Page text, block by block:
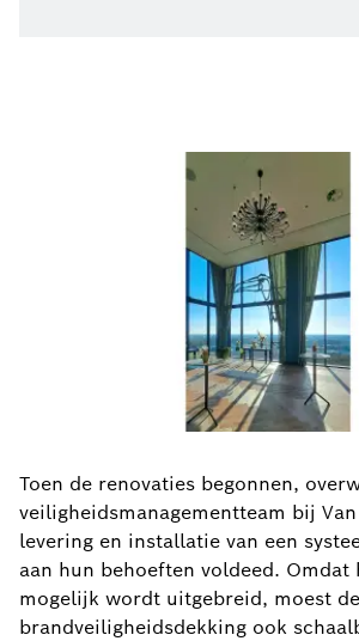
Toen de renovaties begonnen,
veiligheidsmanagementteam bij
levering en installatie van een
aan hun behoeften voldeed. Omdat
mogelijk wordt uitgebreid, moest de
brandveiligheidsdekking ook